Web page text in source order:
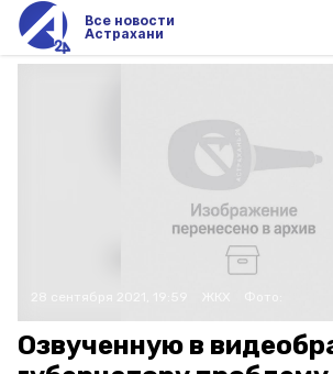
Все новости
Астрахани
Озвученную в